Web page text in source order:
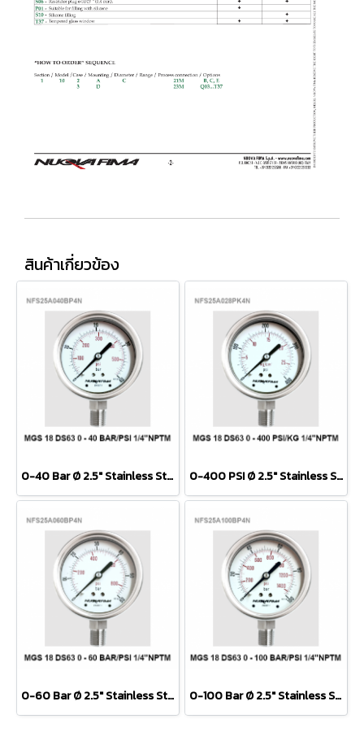
สินค้าเกี่ยวข้อง
0-40 Bar Ø 2.5" Stainless Steel Back Connect 1/4" 0-400 PSI Ø 2.5" Stainless Steel Back Connect 1/4"
0-60 Bar Ø 2.5" Stainless Steel Back Connect 1/4" 0-100 Bar Ø 2.5" Stainless Steel Back Connect 1/4"